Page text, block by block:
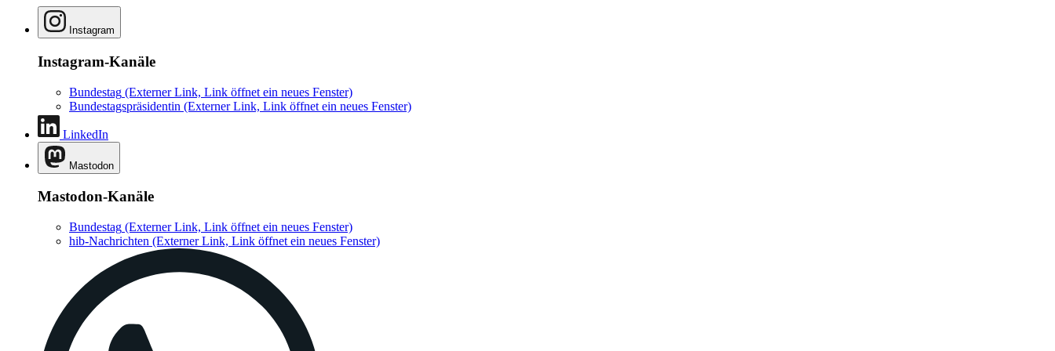
Instagram
Instagram-Kanäle
Bundestag (Externer Link, Link öffnet ein neues Fenster)
Bundestagspräsidentin (Externer Link, Link öffnet ein neues Fenster)
LinkedIn
Mastodon
Mastodon-Kanäle
Bundestag (Externer Link, Link öffnet ein neues Fenster)
hib-Nachrichten (Externer Link, Link öffnet ein neues Fenster)